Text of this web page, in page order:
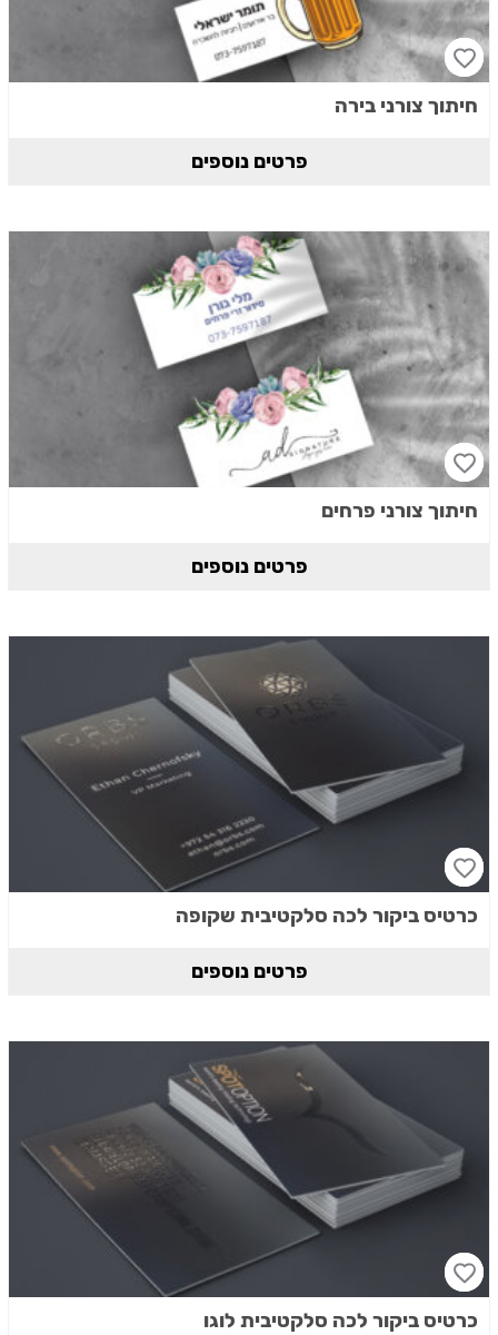
חיתוך צורני בירה
פרטים נוספים
חיתוך צורני פרחים
פרטים נוספים
כרטיס ביקור לכה סלקטיבית שקופה
פרטים נוספים
כרטיס ביקור לכה סלקטיבית לוגו